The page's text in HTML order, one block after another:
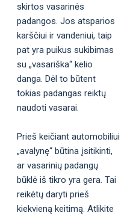
skirtos vasarinės
padangos. Jos atsparios
karščiui ir vandeniui, taip
pat yra puikus sukibimas
su „vasariška“ kelio
danga. Dėl to būtent
tokias padangas reiktų
naudoti vasarai.
Prieš keičiant automobiliui
„avalynę“ būtina įsitikinti,
ar vasarinių padangų
būklė iš tikro yra gera. Tai
reikėtų daryti prieš
kiekvieną keitimą. Atlikite